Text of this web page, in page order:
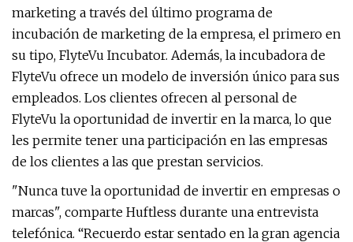
marketing a través del último programa de
incubación de marketing de la empresa, el primero en
su tipo, FlyteVu Incubator. Además, la incubadora de
FlyteVu ofrece un modelo de inversión único para sus
empleados. Los clientes ofrecen al personal de
FlyteVu la oportunidad de invertir en la marca, lo que
les permite tener una participación en las empresas
de los clientes a las que prestan servicios.
"Nunca tuve la oportunidad de invertir en empresas o
marcas", comparte Huftless durante una entrevista
telefónica. “Recuerdo estar sentado en la gran agencia